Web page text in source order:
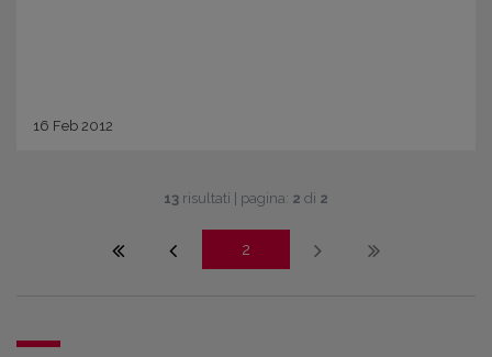
16 Feb 2012
13 risultati | pagina: 2 di 2
2